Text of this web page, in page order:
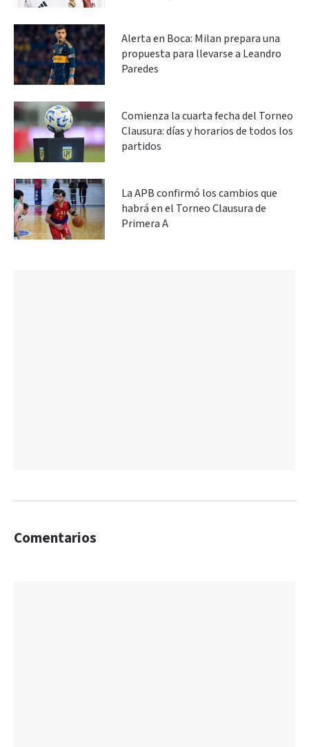
Alerta en Boca: Milan prepara una
propuesta para llevarse a Leandro
Paredes
Comienza la cuarta fecha del Torneo
Clausura: días y horarios de todos los
partidos
La APB confirmó los cambios que
habrá en el Torneo Clausura de
Primera A
Comentarios